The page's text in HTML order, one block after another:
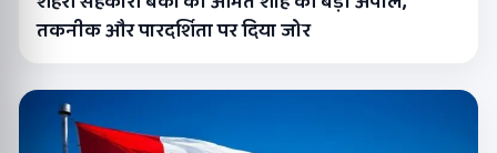
तकनीक और पारदर्शिता पर दिया जोर